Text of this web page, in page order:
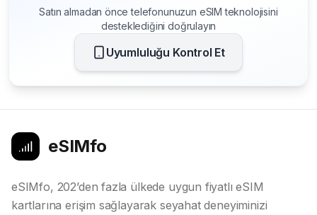
Satın almadan önce telefonunuzun eSIM teknolojisini
desteklediğini doğrulayın
Uyumluluğu Kontrol Et
eSIMfo
eSIMfo, 202’den fazla ülkede uygun fiyatlı eSIM
kartlarına erişim sağlayarak seyahat deneyiminizi